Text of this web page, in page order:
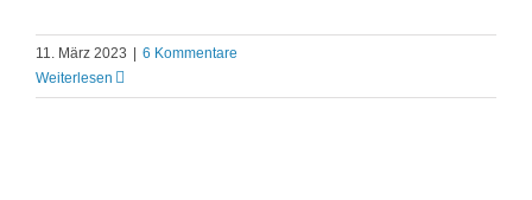
11. März 2023 | 6 Kommentare
Weiterlesen